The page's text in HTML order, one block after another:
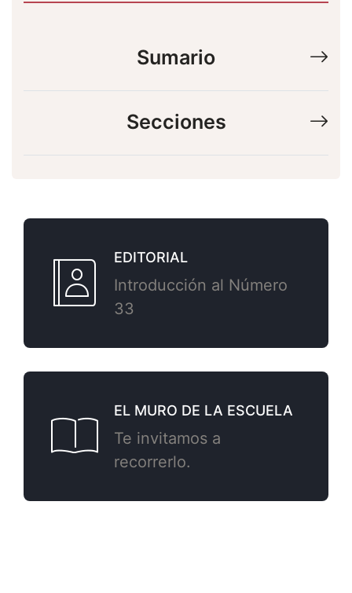
Sumario
Secciones
EDITORIAL
Introducción al Número
33
EL MURO DE LA ESCUELA
Te invitamos a
recorrerlo.